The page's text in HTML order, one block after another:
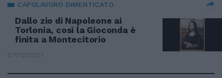
CAPOLAVORO DIMENTICATO
Dallo zio di Napoleone ai
Torlonia, così la Gioconda è
finita a Montecitorio
07/12/2021